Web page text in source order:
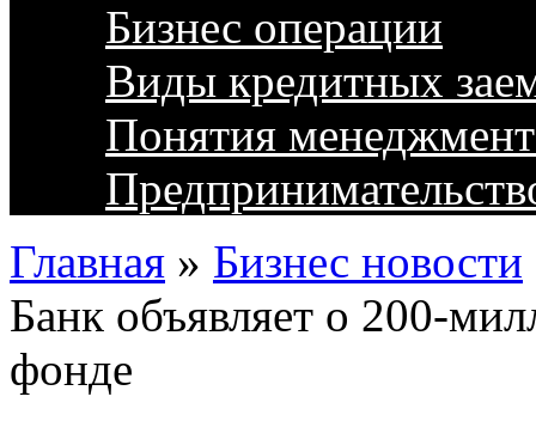
Бизнес операции
Виды кредитных
Понятия
Главная » Бизнес новости
Банк объявляет о 200-
фонде